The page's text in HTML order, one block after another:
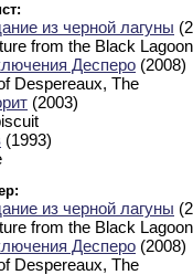
из черной лагуны
from the Black Lagoon
Десперо (2008)
Despereaux, The
(2003)
(1993)
из черной лагуны
from the Black Lagoon
Десперо (2008)
Despereaux, The